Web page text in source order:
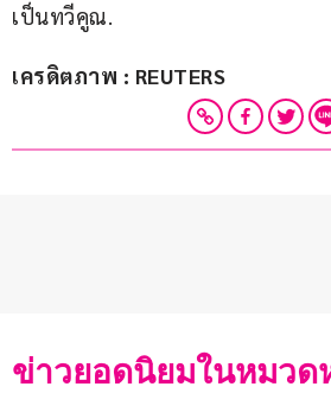
เป็นทวีคูณ.
เครดิตภาพ : REUTERS
ข่าวยอดนิยมในหมวด